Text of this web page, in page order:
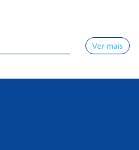
Ver mais